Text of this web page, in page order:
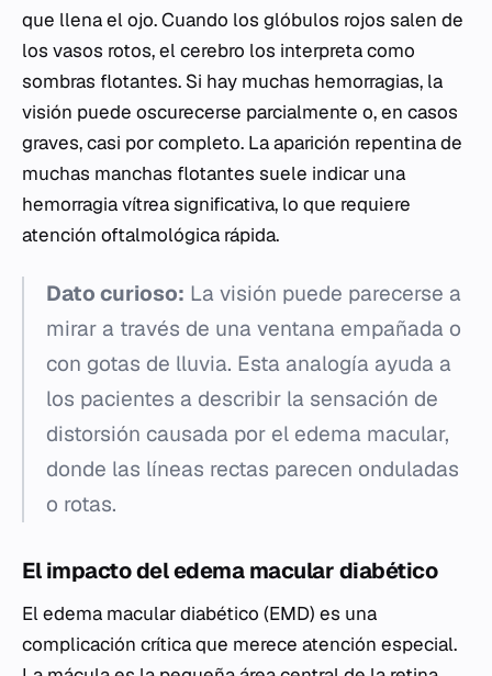
que llena el ojo. Cuando los glóbulos rojos salen de
los vasos rotos, el cerebro los interpreta como
sombras flotantes. Si hay muchas hemorragias, la
visión puede oscurecerse parcialmente o, en casos
graves, casi por completo. La aparición repentina de
muchas manchas flotantes suele indicar una
hemorragia vítrea significativa, lo que requiere
atención oftalmológica rápida.
Dato curioso: La visión puede parecerse a
mirar a través de una ventana empañada o
con gotas de lluvia. Esta analogía ayuda a
los pacientes a describir la sensación de
distorsión causada por el edema macular,
donde las líneas rectas parecen onduladas
o rotas.
El impacto del edema macular diabético
El edema macular diabético (EMD) es una
complicación crítica que merece atención especial.